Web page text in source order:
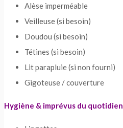
Alèse imperméable
Veilleuse (si besoin)
Doudou (si besoin)
Tétines (si besoin)
Lit parapluie (si non fourni)
Gigoteuse / couverture
Hygiène & imprévus du quotidien